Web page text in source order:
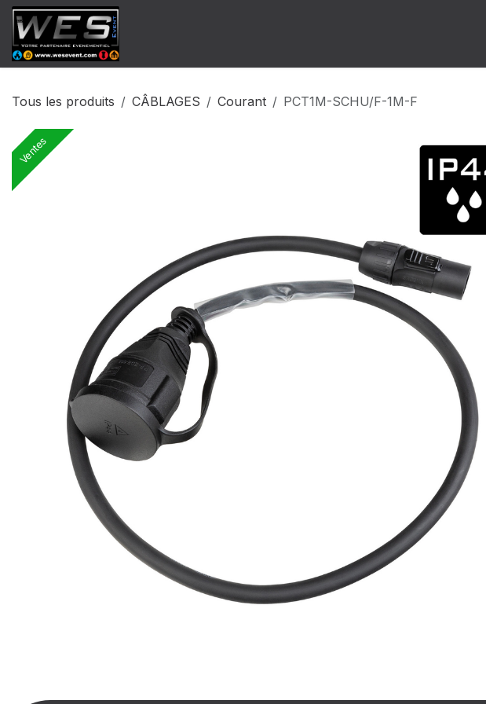
Se rendre au contenu
Tous les produits CÂBLAGES Courant PCT1M-SCHU/F-1M-F
Ventes